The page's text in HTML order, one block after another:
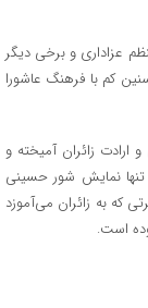
عزاداری و برخی دیگر
کم با فرهنگ عاشورا
زائران آمیخته و
نمایش شور حسینی
که به زائران می‌آموزد
است.